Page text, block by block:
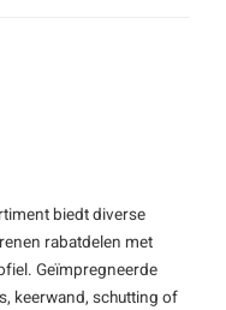
biedt diverse
rabatdelen met
Geïmpregneerde
keerwand, schutting of